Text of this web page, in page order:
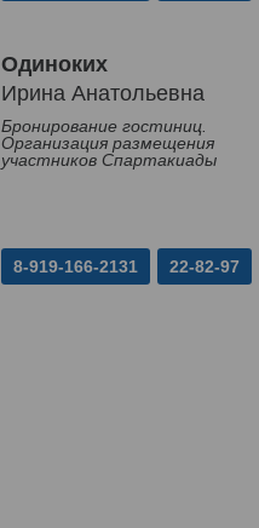
Одиноких
Ирина Анатольевна
Бронирование гостиниц.
Организация размещения
участников Спартакиады
8-919-166-2131 22-82-97